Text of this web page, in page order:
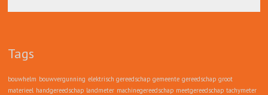
Tags
bouwhelm bouwvergunning elektrisch gereedschap gemeente gereedschap groot
materieel handgereedschap landmeter machinegereedschap meetgereedschap tachymeter